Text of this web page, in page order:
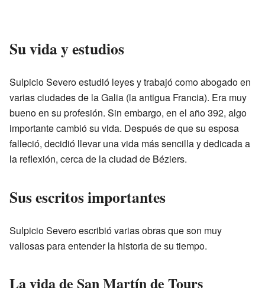
Su vida y estudios
Sulpicio Severo estudió leyes y trabajó como abogado en
varias ciudades de la Galia (la antigua Francia). Era muy
bueno en su profesión. Sin embargo, en el año 392, algo
importante cambió su vida. Después de que su esposa
falleció, decidió llevar una vida más sencilla y dedicada a
la reflexión, cerca de la ciudad de Béziers.
Sus escritos importantes
Sulpicio Severo escribió varias obras que son muy
valiosas para entender la historia de su tiempo.
La vida de San Martín de Tours